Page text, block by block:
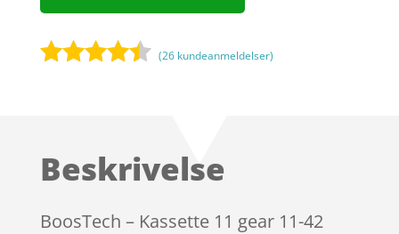
på
mmelser
(26 kundeanmeldelser)
Beskrivelse
BoosTech – Kassette 11 gear 11-42